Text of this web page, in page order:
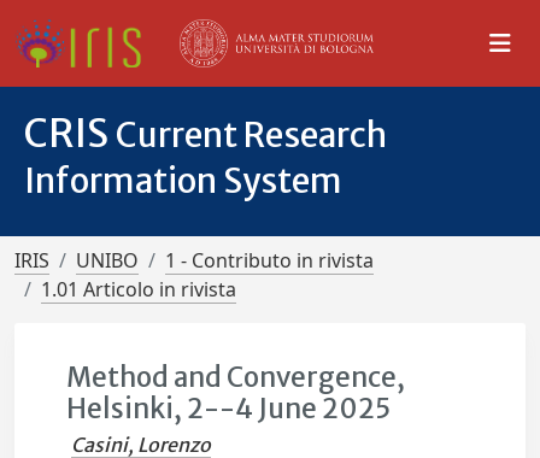
CRIS Current Research
Information System
IRIS UNIBO
1 - Contributo in rivista
1.01 Articolo in rivista
Method and Convergence,
Helsinki, 2--4 June 2025
Casini, Lorenzo